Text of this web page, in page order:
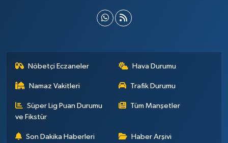
Nöbetçi Eczaneler Hava Durumu
Namaz Vakitleri Trafik Durumu
Süper Lig Puan Durumu
ve Fikstür
Tüm Manşetler
Son Dakika Haberleri Haber Arşivi